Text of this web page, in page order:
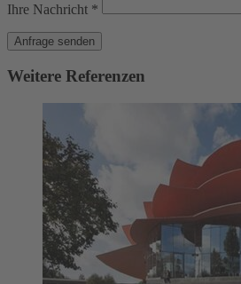
Ihre Nachricht *
Anfrage senden
Weitere Referenzen